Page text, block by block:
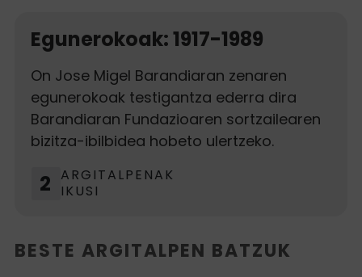
Egunerokoak: 1917-1989
On Jose Migel Barandiaran zenaren
egunerokoak testigantza ederra dira
Barandiaran Fundazioaren sortzailearen
bizitza-ibilbidea hobeto ulertzeko.
2
ARGITALPENAK
IKUSI
BESTE ARGITALPEN BATZUK